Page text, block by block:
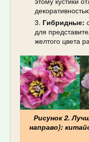
Гибридные:
для
желтого цвета
Рисунок 2.
направо):